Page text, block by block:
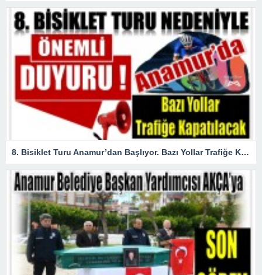
8. Bisiklet Turu Anamur’dan Başlıyor. Bazı Yollar Trafiğe Kapatılacak